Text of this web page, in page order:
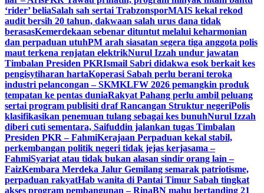
‘rider’ beliaSalah sah sertai TrabzonsporMAIS kekal rekod
audit bersih 20 tahun, dakwaan salah urus dana tidak
berasasKemerdekaan sebenar dituntut melalui keharmonian
dan perpaduan utuhPM arah siasatan segera tiga anggota polis
maut terkena renjatan elektrikNurul Izzah undur jawatan
Timbalan Presiden PKRIsmail Sabri didakwa esok berkait kes
pengisytiharan hartaKoperasi Sabah perlu berani teroka
industri pelancongan – SKMKLFW 2026 pemangkin produk
tempatan ke pentas duniaRakyat Pahang perlu ambil peluang
sertai program publisiti draf Rancangan Struktur negeriPolis
klasifikasikan penemuan tulang sebagai kes bunuhNurul Izzah
diberi cuti sementara, Saifuddin jalankan tugas Timbalan
Presiden PKR – FahmiKerajaan Perpaduan kekal stabil,
perkembangan politik negeri tidak jejas kerjasama –
FahmiSyariat atau tidak bukan alasan sindir orang lain –
FaizKembara Merdeka Jalur Gemilang semarak patriotisme,
perpaduan rakyatHab wanita di Pantai Timur Sabah tingkat
akses program pembangunan – RinaBN mahu bertanding 21